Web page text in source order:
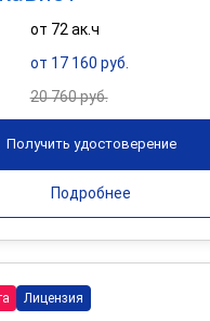
от 72 ак.ч
от 17 160 руб.
20 760 руб.
Получить удостоверение
Подробнее
Лицензия